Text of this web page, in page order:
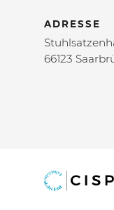
ADRESSE
66123